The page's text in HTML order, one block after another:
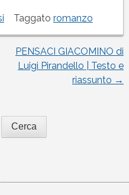
Taggato romanzo
PENSACI GIACOMINO di
Luigi Pirandello | Testo e
riassunto →
Cerca